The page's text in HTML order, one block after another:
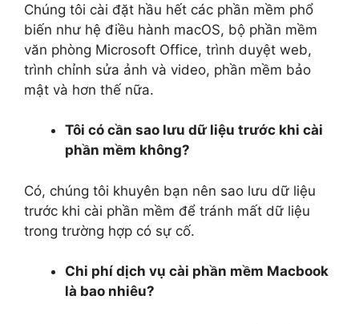
Chúng tôi cài đặt hầu hết các phần mềm phổ
biến như hệ điều hành macOS, bộ phần mềm
văn phòng Microsoft Office, trình duyệt web,
trình chỉnh sửa ảnh và video, phần mềm bảo
mật và hơn thế nữa.
Tôi có cần sao lưu dữ liệu trước khi cài
phần mềm không?
Có, chúng tôi khuyên bạn nên sao lưu dữ liệu
trước khi cài phần mềm để tránh mất dữ liệu
trong trường hợp có sự cố.
Chi phí dịch vụ cài phần mềm Macbook
là bao nhiêu?